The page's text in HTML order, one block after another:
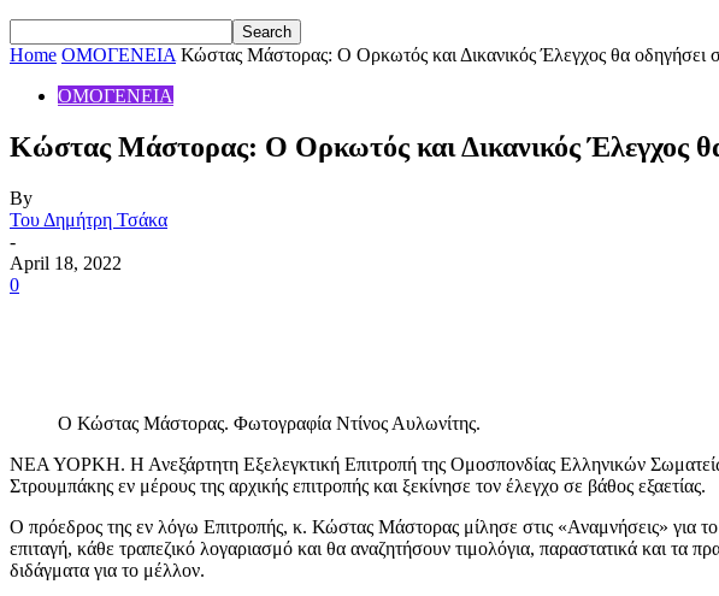
Home ΟΜΟΓΕΝΕΙΑ Κώστας Μάστορας: Ο Ορκωτός και Δικανικός Έλεγχος θα οδηγήσει
ΟΜΟΓΕΝΕΙΑ
Κώστας Μάστορας: Ο Ορκωτός και Δικανικός Έλεγχος
By
Του Δημήτρη Τσάκα
-
April 18, 2022
0
Ο Κώστας Μάστορας. Φωτογραφία Ντίνος Αυλωνίτης.
ΝΕΑ ΥΟΡΚΗ. Η Ανεξάρτητη Εξελεγκτική Επιτροπή της Ομοσπονδίας Ελληνικών
Στρουμπάκης εν μέρους της αρχικής επιτροπής και ξεκίνησε τον έλεγχο σε βάθος εξαετίας.
Ο πρόεδρος της εν λόγω Επιτροπής, κ. Κώστας Μάστορας μίλησε στις «Αναμνήσεις» για το
επιταγή, κάθε τραπεζικό λογαριασμό και θα αναζητήσουν τιμολόγια, παραστατικά και
διδάγματα για το μέλλον.